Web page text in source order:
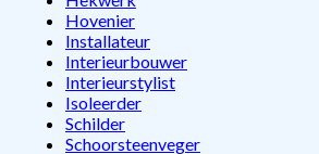
Hovenier
Installateur
Interieurbouwer
Interieurstylist
Isoleerder
Schilder
Schoorsteenveger